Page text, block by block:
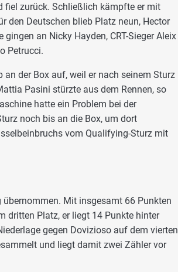
fiel zurück. Schließlich kämpfte er mit
den Deutschen blieb Platz neun, Hector
an Nicky Hayden, CRT-Sieger Aleix
Petrucci.
der Box auf, weil er nach seinem Sturz
Pasini stürzte aus dem Rennen, so
hatte ein Problem bei der
noch bis an die Box, um dort
vom Qualifying-Sturz mit
Mit insgesamt 66 Punkten
dritten Platz, er liegt 14 Punkte hinter
gegen Dovizioso auf dem vierten
und liegt damit zwei Zähler vor